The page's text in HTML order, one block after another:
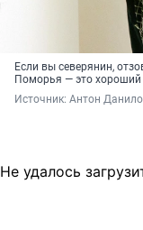
Если вы северянин,
Поморья — это хороший
Источник: Антон
Не удалось